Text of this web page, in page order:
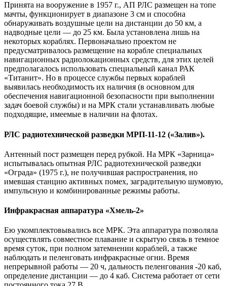
Принята на вооружение в 1957 г., АП РЛС размещен на топе
мачты, функционирует в диапазоне 3 см и способна
обнаруживать воздушные цели на дистанции до 50 км, а
надводные цели — до 25 км. Была установлена лишь на
некоторых кораблях. Первоначально проектом не
предусматривалось размещение на корабле специальных
навигационных радиолокационных средств, для этих целей
предполагалось использовать специальный канал РАК
«Титанит». Но в процессе службы первых кораблей
выявилась необходимость их наличия (в основном для
обеспечения навигационной безопасности при выполнении
задач боевой службы) и на МРК стали устанавливать любые
подходящие, имеемые в наличии на флотах.
РЛС радиотехнической разведки МРП-11-12 («Залив»).
Антенный пост размещен перед рубкой. На МРК «Зарница»
испытывалась опытная РЛС радиотехнической разведки
«Ограда» (1975 г.), не получившая распространения, но
имевшая станцию активных помех, заградительную шумовую,
импульсную и комбинированные режимы работы.
Инфракрасная аппаратура «Хмель-2»
Ею укомплектовывались все МРК. Эта аппаратура позволяла
осуществлять совместное плавание и скрытую связь в темное
время суток, при полном затемнении кораблей, а также
наблюдать и пеленговать инфракрасные огни. Время
непрерывной работы — 20 ч, дальность пеленгования -20 каб,
определение дистанции — до 4 каб. Система работает от сети